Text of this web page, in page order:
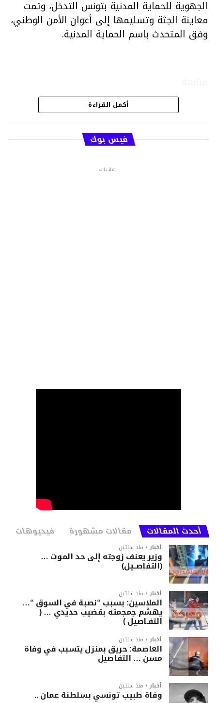
الجهوية للحماية المدنية بتونس التدخل، وتمت
معاينة الجثة وتسليمها إلى أعوان الأمن الوطني،
وفق المتحدث باسم الحماية المدنية.
قسم الاخبار
أكمل القراءة
فيس بوك
إعلانات
أحدث المقالات مقالات مشهورة فيديوهات
أخبار منذ سنتين
وزير يعنف زوجته إلى حد الموت …
(التفاصــيل)
أخبار منذ سنتين
الملاسين: بسبب “نصبة في السوق “…
يهشّم جمجمته بقضيب حديدي … (
التفـاصيل )
أخبار منذ سنتين
العاصمة: حريق بمنزل يتسبب في وفاة
مسن … التفاصيل
أخبار منذ سنتين
وفاة طبيب تونسي بسلطنة عمان ..